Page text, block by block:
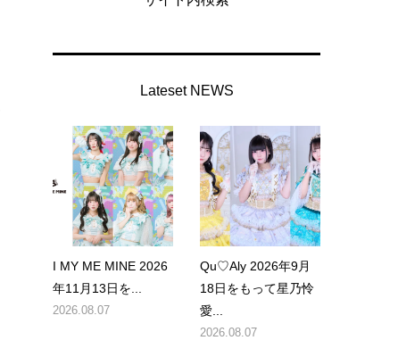
Lateset NEWS
I MY ME MINE 2026
年11月13日を...
2026.08.07
Qu♡Aly 2026年9月
18日をもって星乃怜
愛...
2026.08.07